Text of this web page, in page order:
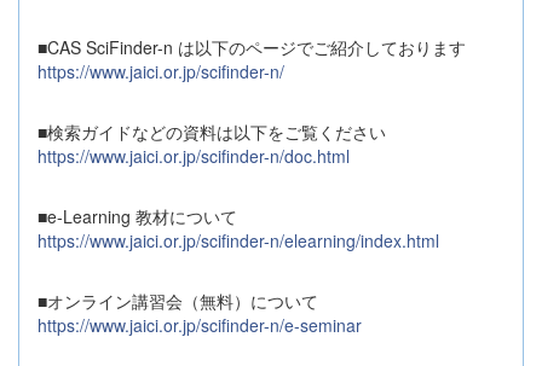
■CAS SciFinder-n は以下のページでご紹介しております
https://www.jaici.or.jp/scifinder-n/
■検索ガイドなどの資料は以下をご覧ください
https://www.jaici.or.jp/scifinder-n/doc.html
■e-Learning 教材について
https://www.jaici.or.jp/scifinder-n/elearning/index.html
■オンライン講習会（無料）について
https://www.jaici.or.jp/scifinder-n/e-seminar